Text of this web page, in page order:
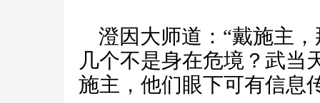
澄因大师道：“戴施主
几个不是身在危境？武当
施主，他们眼下可有信息